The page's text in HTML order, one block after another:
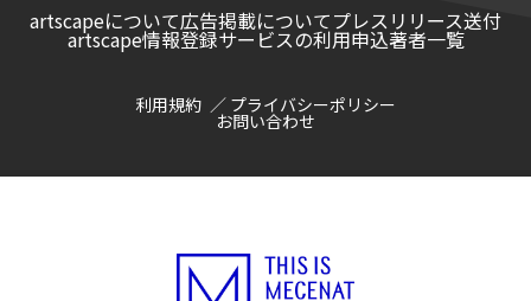
artscapeについて広告掲載についてプレスリリース送付
artscape情報登録サービスの利用申込著者一覧
利用規約 プライバシーポリシー
お問い合わせ